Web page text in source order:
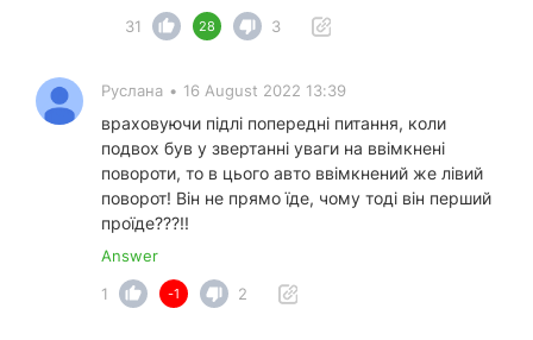
31
28 3
Руслана • 16 August 2022 13:39
враховуючи підлі попередні питання, коли
подвох був у звертанні уваги на ввімкнені
повороти, то в цього авто ввімкнений же лівий
поворот! Він не прямо їде, чому тоді він перший
проїде???!!
Answer
1
-1 2